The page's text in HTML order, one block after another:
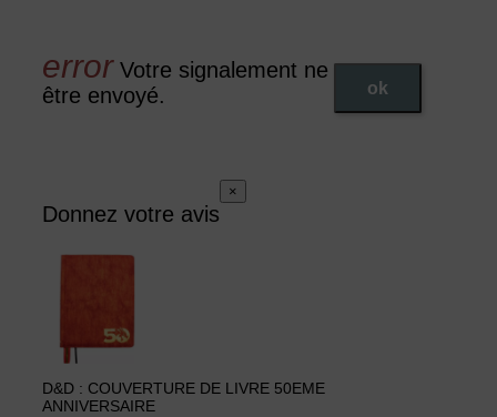
Votre signalement ne peut pas
être envoyé.
ok
Donnez votre avis
×
D&D : COUVERTURE DE LIVRE 50EME
ANNIVERSAIRE